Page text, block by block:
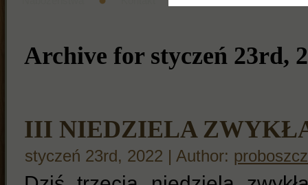
Archive for styczeń 23rd,
III NIEDZIELA
styczeń 23rd, 2022 | Author: proboszcz